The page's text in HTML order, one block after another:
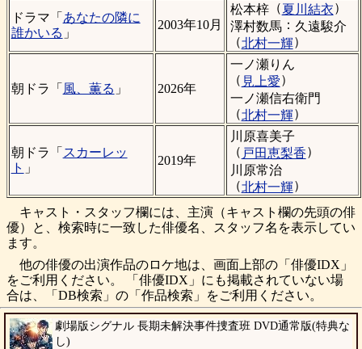
ドラマ「 あなたの隣に
誰かいる 」
2003年10月
松本梓（夏川結衣）
澤村数馬： 久遠駿介
（北村一輝）
朝ドラ「 風、薫る 」 2026年
一ノ瀬りん
（ 見上愛）
一ノ瀬信右衛門
（北村一輝）
朝ドラ「 スカーレッ
ト 」
2019年
川原喜美子
（ 戸田恵梨香）
川原常治
（北村一輝）
キャスト・スタッフ欄には、主演（キャスト欄の先頭の俳
優）と、検索時に一致した俳優名、スタッフ名を表示してい
ます。
他の俳優の出演作品のロケ地は、画面上部の「俳優IDX」
をご利用ください。 「俳優IDX」にも掲載されていない場
合は、「DB検索」の「作品検索」をご利用ください。
劇場版シグナル 長期未解決事件捜査班 DVD通常版(特典な
し)